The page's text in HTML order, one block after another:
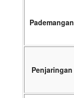
Pademangan
Penjaringan